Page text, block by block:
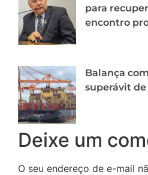
para
encontro
Balança
superávit de
Deixe um
O seu endereço de e-mail